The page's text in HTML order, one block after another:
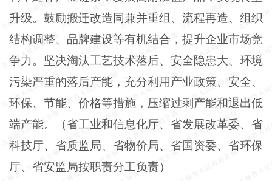
升级。鼓励搬迁改造同兼并重组、流程再造、组织
结构调整、品牌建设等有机结合，提升企业市场竞
争力。坚决淘汰工艺技术落后、安全隐患大、环境
污染严重的落后产能，充分利用产业政策、安全、
环保、节能、价格等措施，压缩过剩产能和退出低
端产能。（省工业和信息化厅、省发展改革委、省
科技厅、省质监局、省物价局、省国资委、省环保
厅、省安监局按职责分工负责）